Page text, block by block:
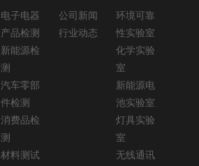
电子电器
产品检测
新能源检
测
汽车零部
件检测
消费品检
测
材料测试
公司新闻
行业动态
环境可靠
性实验室
化学实验
室
新能源电
池实验室
灯具实验
室
无线通讯